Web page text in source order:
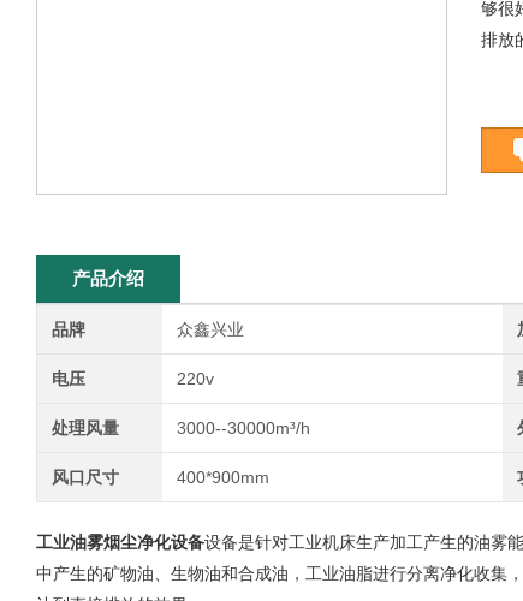
够很
排放
产品介绍
品牌 众鑫兴业
电压 220v
处理风量 3000--30000m³/h
风口尺寸 400*900mm
工业油雾烟尘净化设备设备是针对工业机床生产加工产生的油雾
中产生的矿物油、生物油和合成油，工业油脂进行分离净化收集